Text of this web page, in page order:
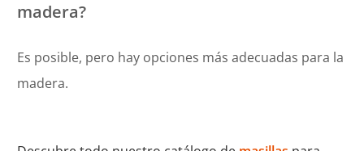
madera?
Es posible, pero hay opciones más adecuadas para la
madera.